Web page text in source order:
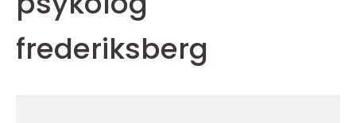
frederiksberg